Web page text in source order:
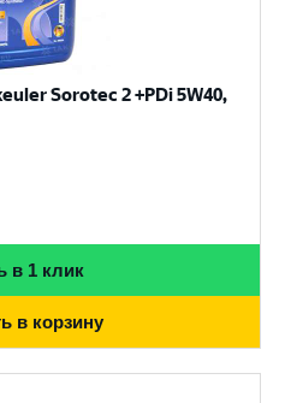
Sorotec 2 +PDi 5W40,
в 1 клик
в корзину